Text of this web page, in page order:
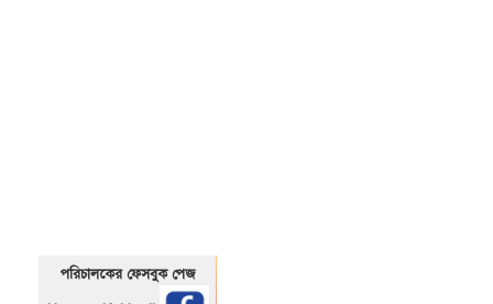
পরিচালকের ফেসবুক পেজ